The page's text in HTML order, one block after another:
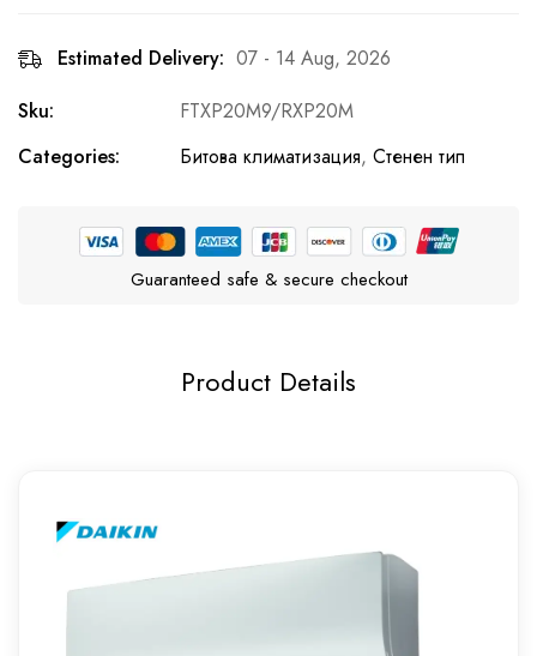
Estimated Delivery: 07 - 14 Aug, 2026
Sku:
FTXP20М9/RXP20М
Categories:
Битова климатизация, Стенен тип
Guaranteed safe & secure checkout
Product Details